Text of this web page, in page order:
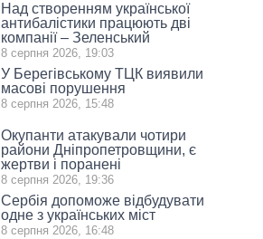
Над створенням української
антибалістики працюють дві
компанії – Зеленський
8 серпня 2026, 19:03
У Берегівському ТЦК виявили
масові порушення
8 серпня 2026, 15:48
Окупанти атакували чотири
райони Дніпропетровщини, є
жертви і поранені
8 серпня 2026, 19:36
Сербія допоможе відбудувати
одне з українських міст
8 серпня 2026, 16:48